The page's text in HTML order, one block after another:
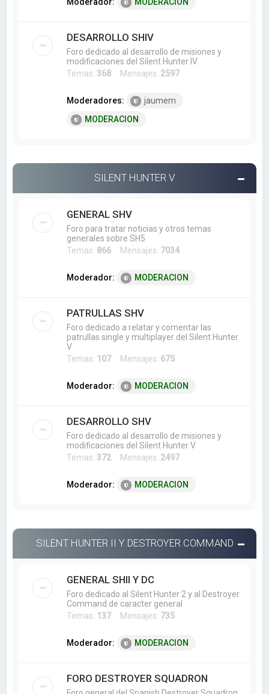
DESARROLLO SHIV
Foro dedicado al desarrollo de misiones y
modificaciones del Silent Hunter IV
Temas: 368 Mensajes: 2597
Moderadores:
jaumem
MODERACION
SILENT HUNTER V
GENERAL SHV
Foro para tratar noticias y otros temas
generales sobre SH5
Temas: 866 Mensajes: 7034
Moderador: MODERACION
PATRULLAS SHV
Foro dedicado a relatar y comentar las
patrullas single y multiplayer del Silent Hunter
V
Temas: 107Mensajes: 675
Moderador: MODERACION
DESARROLLO SHV
Foro dedicado al desarrollo de misiones y
modificaciones del Silent Hunter V
Temas: 372Mensajes: 2497
Moderador: MODERACION
SILENT HUNTER II Y DESTROYER COMMAND
GENERAL SHII Y DC
Foro dedicado al Silent Hunter 2 y al Destroyer
Command de caracter general
Temas: 137Mensajes: 735
Moderador: MODERACION
FORO DESTROYER SQUADRON